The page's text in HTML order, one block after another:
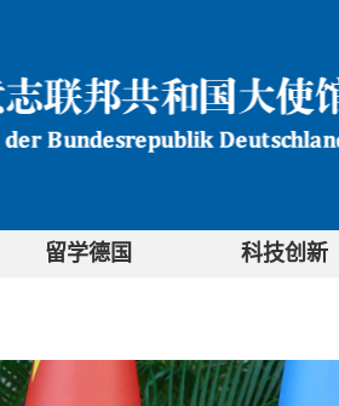
留学德国 科技创新